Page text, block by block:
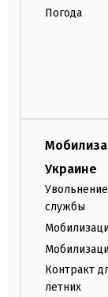
Погода
Украине
службы
Контракт
летних